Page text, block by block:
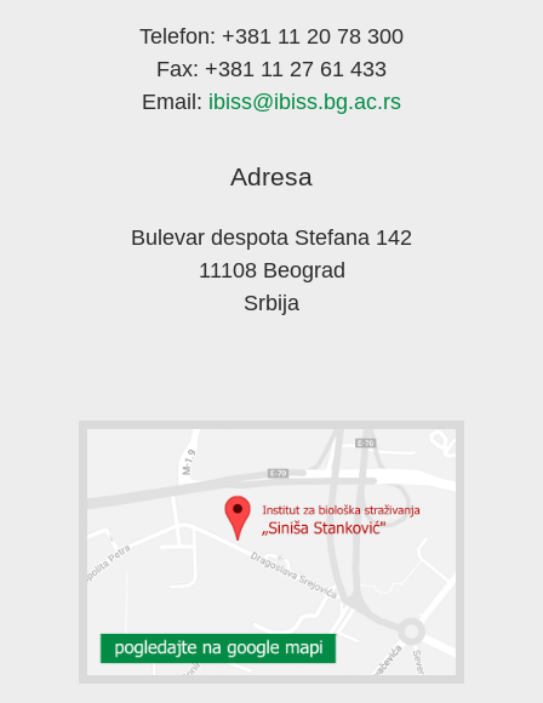
Telefon: +381 11 20 78 300
Fax: +381 11 27 61 433
Email: ibiss@ibiss.bg.ac.rs
Adresa
Bulevar despota Stefana 142
11108 Beograd
Srbija